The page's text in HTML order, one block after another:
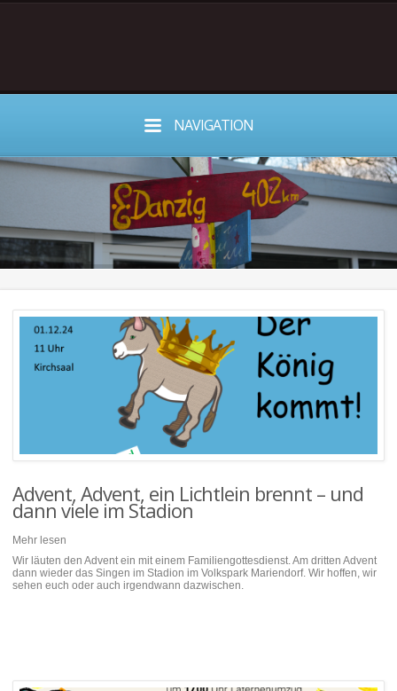
NAVIGATION
Advent, Advent, ein Lichtlein brennt – und
dann viele im Stadion
Mehr lesen
Wir läuten den Advent ein mit einem Familiengottesdienst. Am dritten Advent
dann wieder das Singen im Stadion im Volkspark Mariendorf. Wir hoffen, wir
sehen euch oder auch irgendwann dazwischen.